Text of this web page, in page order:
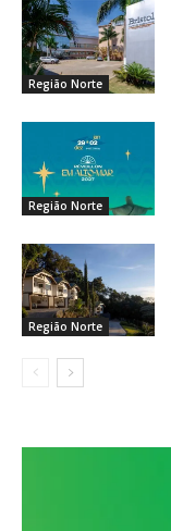
Região Norte
Região Norte
Região Norte